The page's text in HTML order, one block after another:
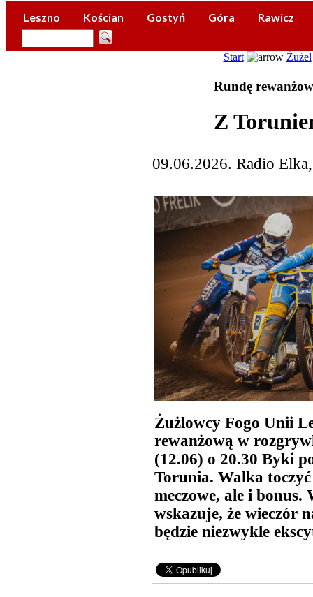
Leszno Kościan Gostyń Góra Rawicz
Start Żużel
Rundę
Z
09.06.2026. Radio
Żużlowcy Fogo Unii
rewanżową w
(12.06) o 20.30 Byki
Torunia. Walka
meczowe, ale i
wskazuje, że wieczór
będzie niezwykle